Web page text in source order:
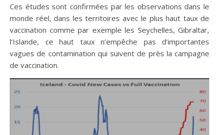
Ces études sont confirmées par les observations dans le
monde réel, dans les territoires avec le plus haut taux de
vaccination comme par exemple les Seychelles, Gibraltar,
l’Islande, ce haut taux n’empêche pas d’importantes
vagues de contamination qui suivent de près la campagne
de vaccination.